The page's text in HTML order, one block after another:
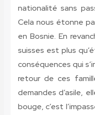
nationalité sans
Cela nous étonne
en Bosnie. En
suisses est plus
conséquences qui
retour de ces
demandes d’asile,
bouge, c’est